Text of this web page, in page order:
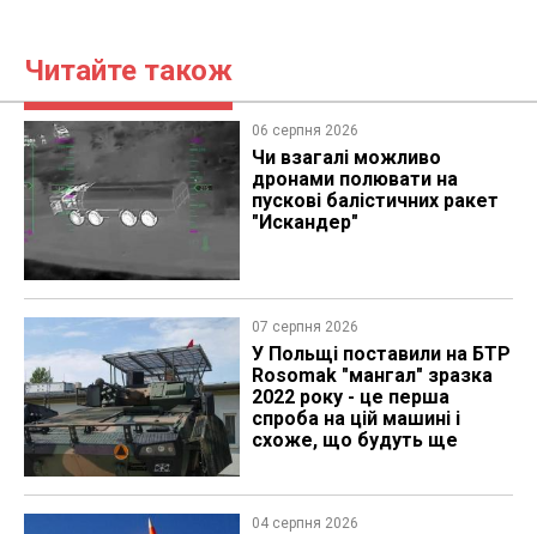
Читайте також
06 серпня 2026
Чи взагалі можливо
дронами полювати на
пускові балістичних ракет
"Искандер"
07 серпня 2026
У Польщі поставили на БТР
Rosomak "мангал" зразка
2022 року - це перша
спроба на цій машині і
схоже, що будуть ще
04 серпня 2026